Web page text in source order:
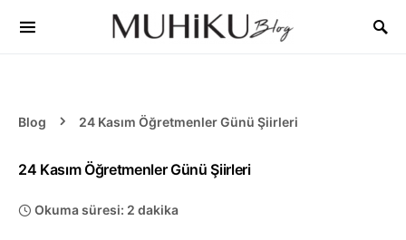
Blog 24 Kasım Öğretmenler Günü Şiirleri
24 Kasım Öğretmenler Günü Şiirleri
Okuma süresi: 2 dakika